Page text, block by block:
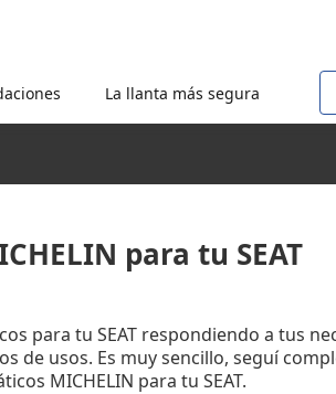
La llanta más segura
para tu SEAT
para tu SEAT respondiendo a tus
de usos. Es muy sencillo, seguí
MICHELIN para tu SEAT.